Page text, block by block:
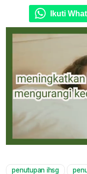
Ikuti
penutupan ihsg